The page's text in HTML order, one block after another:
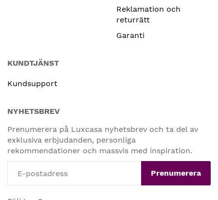
Reklamation och
returrätt
Garanti
KUNDTJÄNST
Kundsupport
NYHETSBREV
Prenumerera på Luxcasa nyhetsbrev och ta del av
exklusiva erbjudanden, personliga
rekommendationer och massvis med inspiration.
Prenumerera